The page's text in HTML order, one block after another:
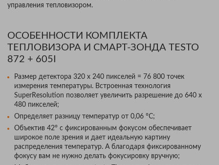
управления тепловизором.
ОСОБЕННОСТИ КОМПЛЕКТА
ТЕПЛОВИЗОРА И СМАРТ-ЗОНДА TESTO
872 + 605I
Размер детектора 320 x 240 пикселей = 76 800 точек
измерения температуры. Встроенная технология
SuperResolution позволяет увеличить разрешение до 640 x
480 пикселей;
Определяет разницу температур от 0,06 °C;
Объектив 42° с фиксированным фокусом обеспечивает
широкое поле зрения и дает идеальную картину
распределения температур. А благодаря фиксированному
фокусу вам не нужно делать фокусировку вручную;